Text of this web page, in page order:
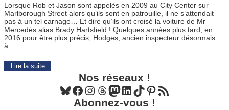
Lorsque Rob et Jason sont appelés en 2009 au City Center sur
Marlborough Street alors qu’ils sont en patrouille, il ne s’attendait
pas à un tel carnage… Et dire qu’ils ont croisé la voiture de Mr
Mercedès alias Brady Hartsfield ! Quelques années plus tard, en
2016 pour être plus précis, Hodges, ancien inspecteur désormais
à…
Lire la suite
Nos réseaux !
Bluesky Facebook Instagram Threads Mastodon LinkedIn TikTok Pinterest Flux RSS
Abonnez-vous !